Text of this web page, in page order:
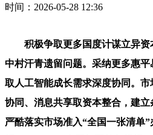
时间：2026-05-28 12:36
积极争取更多国度计谋立异资
中村汗青遗留问题。采纳更多惠
取人工智能成长需求深度协同。
协同、消息共享取资本整合，建立
严酷落实市场准入“全国一张清单